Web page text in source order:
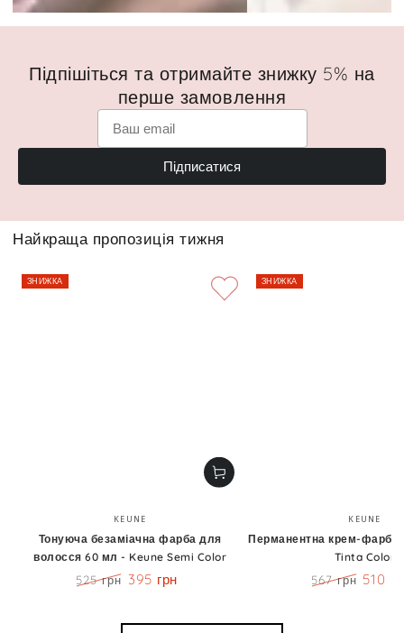
Підпішіться та отримайте знижку 5% на
перше замовлення
Підписатися
Найкраща пропозиція тижня
Бренд:
KEUNE
Тонуюча безаміачна фарба для
волосся 60 мл - Keune Semi Color
525 грн 395 грн
ЗНИЖКА
KEUNE
Перманентна крем-фарба
Tinta Color
567 грн 510
ЗНИЖКА